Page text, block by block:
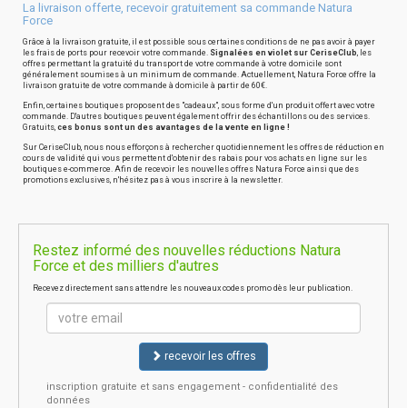
La livraison offerte, recevoir gratuitement sa commande Natura
Force
Grâce à la livraison gratuite, il est possible sous certaines conditions de ne pas avoir à payer
les frais de ports pour recevoir votre commande. Signalées en violet sur CeriseClub, les
offres permettant la gratuité du transport de votre commande à votre domicile sont
généralement soumises à un minimum de commande. Actuellement, Natura Force offre la
livraison gratuite de votre commande à domicile à partir de 60€.
Enfin, certaines boutiques proposent des "cadeaux", sous forme d'un produit offert avec votre
commande. D'autres boutiques peuvent également offrir des échantillons ou des services.
Gratuits, ces bonus sont un des avantages de la vente en ligne !
Sur CeriseClub, nous nous efforçons à rechercher quotidiennement les offres de réduction en
cours de validité qui vous permettent d'obtenir des rabais pour vos achats en ligne sur les
boutiques e-commerce. Afin de recevoir les nouvelles offres Natura Force ainsi que des
promotions exclusives, n'hésitez pas à vous inscrire à la newsletter.
Restez informé des nouvelles réductions Natura
Force et des milliers d'autres
Recevez directement sans attendre les nouveaux codes promo dès leur publication.
recevoir les offres
inscription gratuite et sans engagement - confidentialité des
données